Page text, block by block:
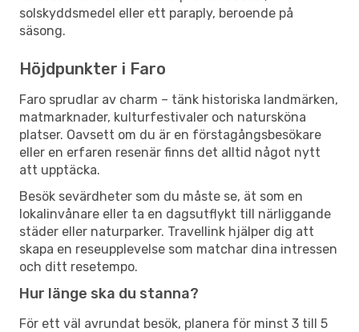
solskyddsmedel eller ett paraply, beroende på
säsong.
Höjdpunkter i Faro
Faro sprudlar av charm – tänk historiska landmärken,
matmarknader, kulturfestivaler och natursköna
platser. Oavsett om du är en förstagångsbesökare
eller en erfaren resenär finns det alltid något nytt
att upptäcka.
Besök sevärdheter som du måste se, ät som en
lokalinvånare eller ta en dagsutflykt till närliggande
städer eller naturparker. Travellink hjälper dig att
skapa en reseupplevelse som matchar dina intressen
och ditt resetempo.
Hur länge ska du stanna?
För ett väl avrundat besök, planera för minst 3 till 5